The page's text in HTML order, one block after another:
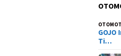
GOJO
Ti…